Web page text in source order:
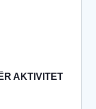
AKTIVITET